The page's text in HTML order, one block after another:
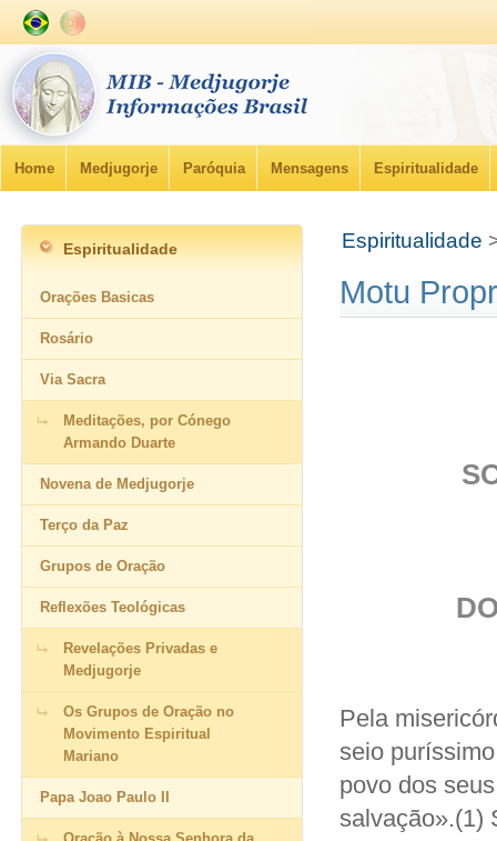
Home Medjugorje Paróquia Mensagens Espiritualidade
Espiritualidade
Motu
Pela
seio
povo dos
salvação».(1)
Espiritualidade
Orações Basicas
Rosário
Via Sacra
Meditações, por Cónego
Armando Duarte
Novena de Medjugorje
Terço da Paz
Grupos de Oração
Reflexões Teológicas
Revelações Privadas e
Medjugorje
Os Grupos de Oração no
Movimento Espiritual
Mariano
Papa Joao Paulo II